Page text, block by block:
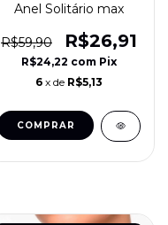
Anel Solitário max
R$59,90 R$26,91
R$24,22 com Pix
6 x de R$5,13
COMPRAR